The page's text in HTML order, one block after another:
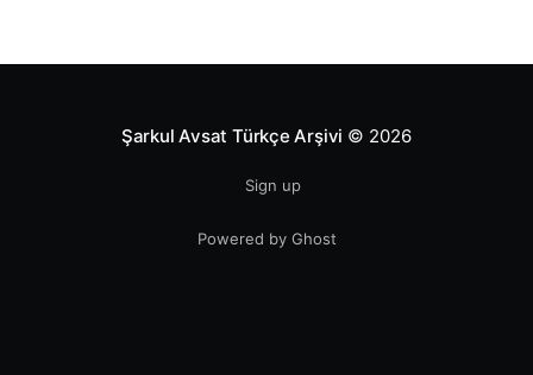
Şarkul Avsat Türkçe Arşivi © 2026
Sign up
Powered by Ghost